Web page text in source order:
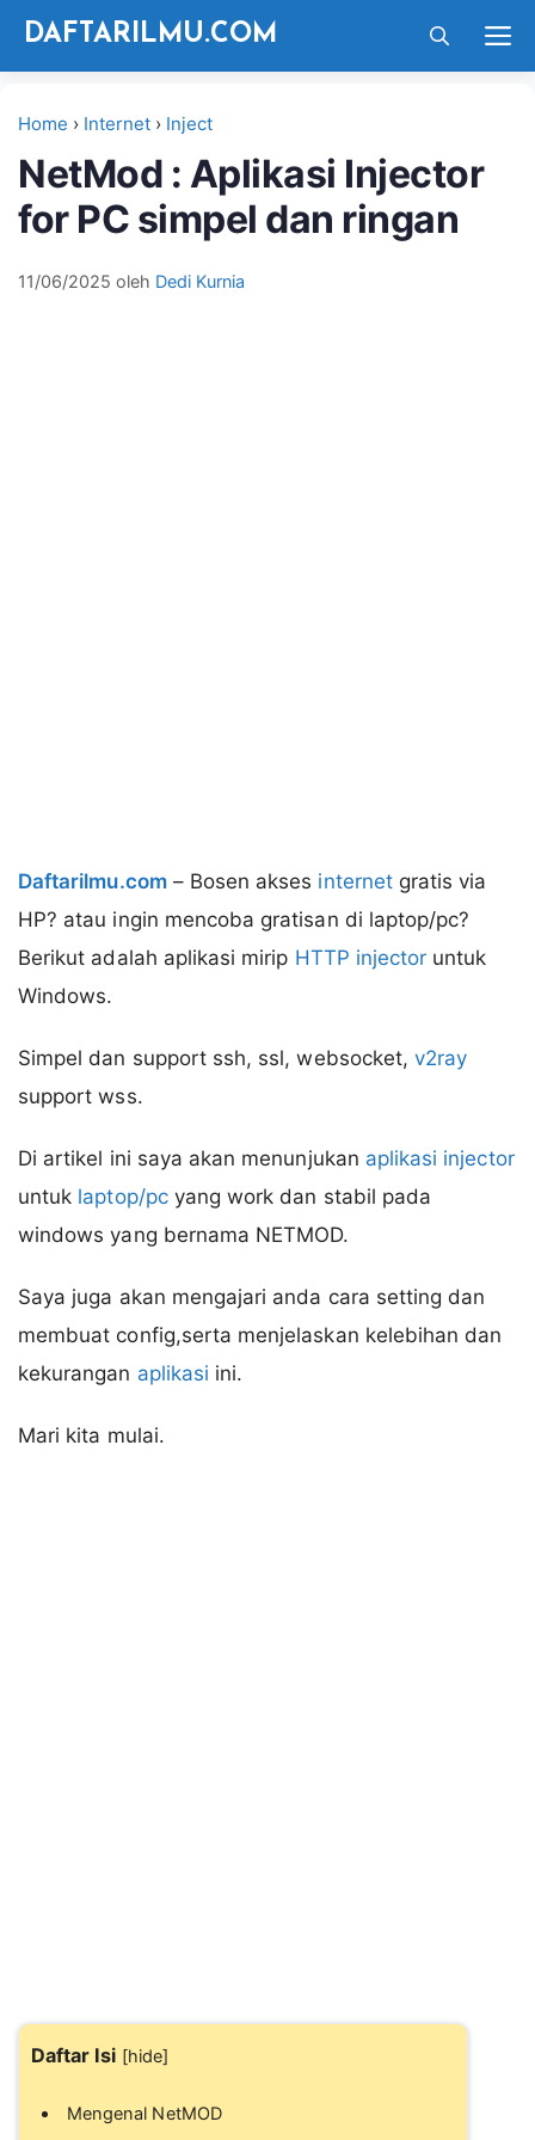
Langsung
DAFTARILMU.COM
Home › Internet › Inject
NetMod : Aplikasi Injector
for PC simpel dan ringan
11/06/2025 oleh Dedi Kurnia
Daftarilmu.com– Bosen akses internetgratis via
HP? atau ingin mencoba gratisan di laptop/pc?
Berikut adalah aplikasi mirip HTTP injector untuk
Windows.
Simpel dan support ssh, ssl, websocket, v2ray
support wss.
Di artikel ini saya akan menunjukan aplikasi injector
untuk laptop/pcyang work dan stabil pada
windows yang bernama NETMOD.
Saya juga akan mengajari anda cara setting dan
membuat config,serta menjelaskan kelebihan dan
kekurangan aplikasi ini.
Mari kita mulai.
Daftar Isi [hide]
Mengenal NetMOD